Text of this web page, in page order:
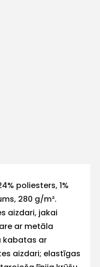
poliesters, 1%
280 g/m².
aizdari, jakai
ar metāla
kabatas ar
aizdari; elastīgas